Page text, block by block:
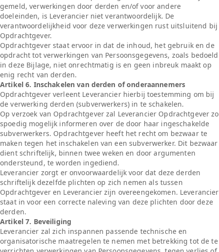
gemeld, verwerkingen door derden en/of voor andere
doeleinden, is Leverancier niet verantwoordelijk. De
verantwoordelijkheid voor deze verwerkingen rust uitsluitend bij
Opdrachtgever.
Opdrachtgever staat ervoor in dat de inhoud, het gebruik en de
opdracht tot verwerkingen van Persoonsgegevens, zoals bedoeld
in deze Bijlage, niet onrechtmatig is en geen inbreuk maakt op
enig recht van derden.
Artikel 6. Inschakelen van derden of onderaannemers
Opdrachtgever verleent Leverancier hierbij toestemming om bij
de verwerking derden (subverwerkers) in te schakelen.
Op verzoek van Opdrachtgever zal Leverancier Opdrachtgever zo
spoedig mogelijk informeren over de door haar ingeschakelde
subverwerkers. Opdrachtgever heeft het recht om bezwaar te
maken tegen het inschakelen van een subverwerker. Dit bezwaar
dient schriftelijk, binnen twee weken en door argumenten
ondersteund, te worden ingediend.
Leverancier zorgt er onvoorwaardelijk voor dat deze derden
schriftelijk dezelfde plichten op zich nemen als tussen
Opdrachtgever en Leverancier zijn overeengekomen. Leverancier
staat in voor een correcte naleving van deze plichten door deze
derden.
Artikel 7. Beveiliging
Leverancier zal zich inspannen passende technische en
organisatorische maatregelen te nemen met betrekking tot de te